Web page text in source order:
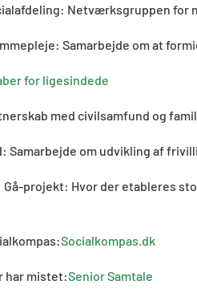
Netværksgruppen for
Samarbejde om at
for ligesindede
med civilsamfund og
Samarbejde om udvikling af
projekt: Hvor der etableres
Socialkompas.dk
har mistet:Senior Samtale